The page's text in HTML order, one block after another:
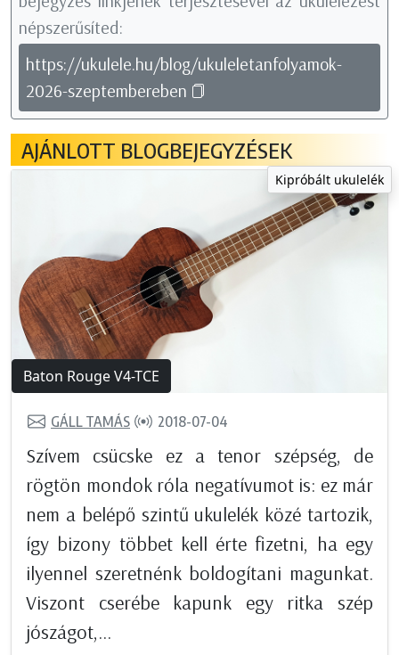
népszerűsíted:
https://ukulele.hu/blog/ukuleletanfolyamok-
2026-szeptembereben
AJÁNLOTT BLOGBEJEGYZÉSEK
Kipróbált ukulelék
Baton Rouge V4-TCE
GÁLL TAMÁS 2018-07-04
Szívem csücske ez a tenor szépség, de
rögtön mondok róla negatívumot is: ez már
nem a belépő szintű ukulelék közé tartozik,
így bizony többet kell érte fizetni, ha egy
ilyennel szeretnénk boldogítani magunkat.
Viszont cserébe kapunk egy ritka szép
jószágot,...